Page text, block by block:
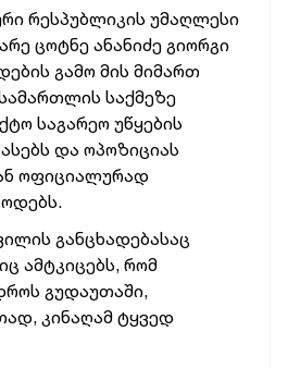
რესპუბლიკის უმაღლესი
ცოტნე ანანიძე გიორგი
გამო მის მიმართ
საქმეზე
საგარეო უწყების
და ოპოზიციას
ოფიციალურად
განცხადებასაც
ამტკიცებს, რომ
გუდაუთაში,
კინაღამ ტყვედ